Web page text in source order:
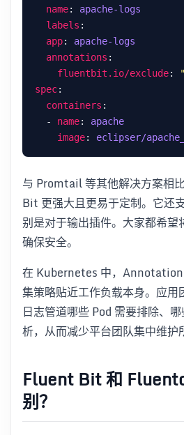
name: apache-logs
labels
app: apache-logs
annotations
fluentbit.io/exclude:
spec
containers
  -
name: apache
image: eclipser/
与 Promtail 等其他解决方案相
Bit 更强大且更易于定制。它还
别是对于输出插件。大家都希
确保安全。
在 Kubernetes 中，
集策略贴近工作负载本身。应
日志管道哪些 Pod 需要排除、
析，从而减少平台团队集中维护
Fluent Bit 和
别？